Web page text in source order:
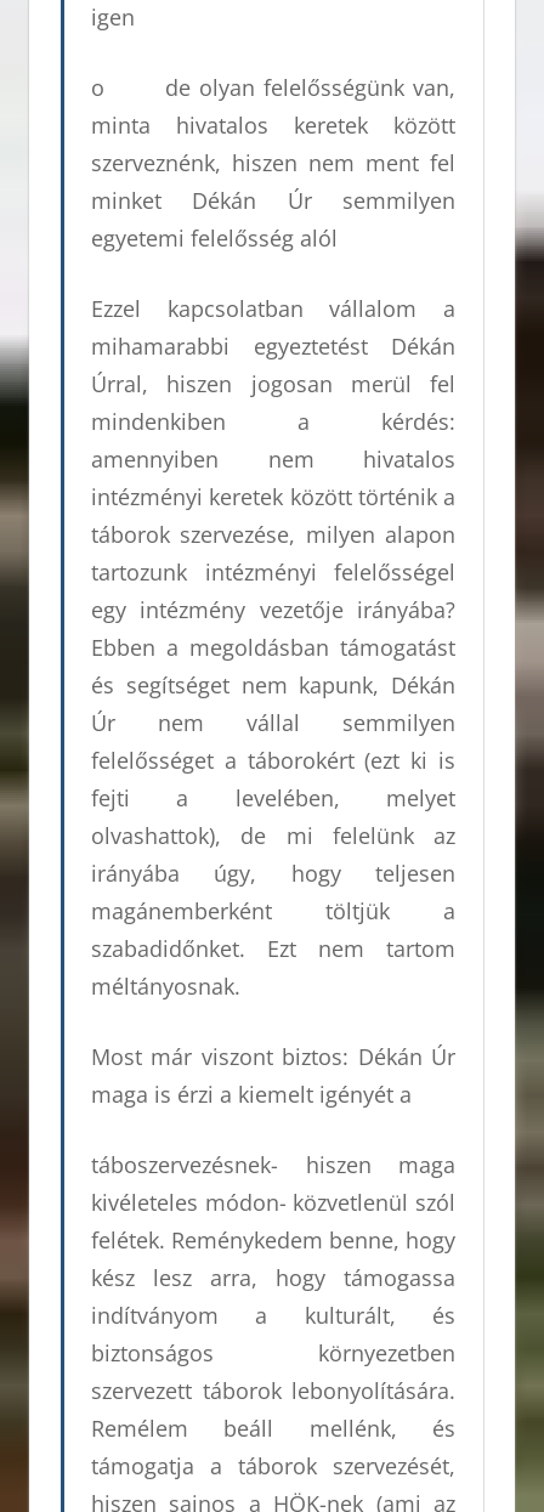
igen
o de olyan felelősségünk van,
minta hivatalos keretek között
szerveznénk, hiszen nem ment fel
minket Dékán Úr semmilyen
egyetemi felelősség alól
Ezzel kapcsolatban vállalom a
mihamarabbi egyeztetést Dékán
Úrral, hiszen jogosan merül fel
mindenkiben a kérdés:
amennyiben nem hivatalos
intézményi keretek között történik a
táborok szervezése, milyen alapon
tartozunk intézményi felelősségel
egy intézmény vezetője irányába?
Ebben a megoldásban támogatást
és segítséget nem kapunk, Dékán
Úr nem vállal semmilyen
felelősséget a táborokért (ezt ki is
fejti a levelében, melyet
olvashattok), de mi felelünk az
irányába úgy, hogy teljesen
magánemberként töltjük a
szabadidőnket. Ezt nem tartom
méltányosnak.
Most már viszont biztos: Dékán Úr
maga is érzi a kiemelt igényét a
táboszervezésnek- hiszen maga
kivéleteles módon- közvetlenül szól
felétek. Reménykedem benne, hogy
kész lesz arra, hogy támogassa
indítványom a kulturált, és
biztonságos környezetben
szervezett táborok lebonyolítására.
Remélem beáll mellénk, és
támogatja a táborok szervezését,
hiszen sajnos a HÖK-nek (ami az